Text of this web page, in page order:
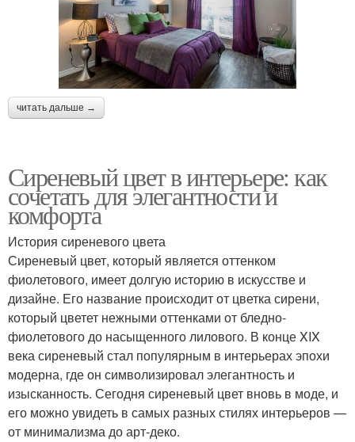
читать дальше →
Сиреневый цвет в интерьере: как
сочетать для элегантности и
комфорта
История сиреневого цвета
Сиреневый цвет, который является оттенком
фиолетового, имеет долгую историю в искусстве и
дизайне. Его название происходит от цветка сирени,
который цветет нежными оттенками от бледно-
фиолетового до насыщенного лилового. В конце XIX
века сиреневый стал популярным в интерьерах эпохи
модерна, где он символизировал элегантность и
изысканность. Сегодня сиреневый цвет вновь в моде, и
его можно увидеть в самых разных стилях интерьеров —
от минимализма до арт-деко.